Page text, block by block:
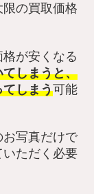
の買取価格
が安くなる
しまうと、
てしまう可能
写真だけで
ただく必要